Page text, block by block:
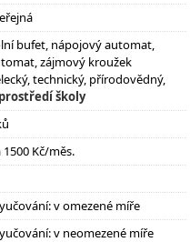
bufet, nápojový automat,
zájmový kroužek
technický, přírodovědný,
školy
Kč/měs.
v omezené míře
v neomezené míře